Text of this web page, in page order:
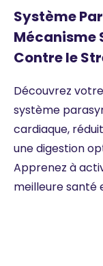
Système
Mécanisme
Contre le
Découvrez
système
cardiaque,
une digestion
Apprenez à
meilleure santé